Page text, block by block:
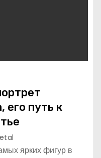
его путь к
ярких фигур в